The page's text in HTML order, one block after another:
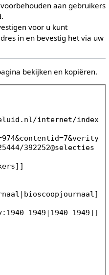
aan gebruikers
voor u kunt
in en bevestig het via uw
bekijken en kopiëren.